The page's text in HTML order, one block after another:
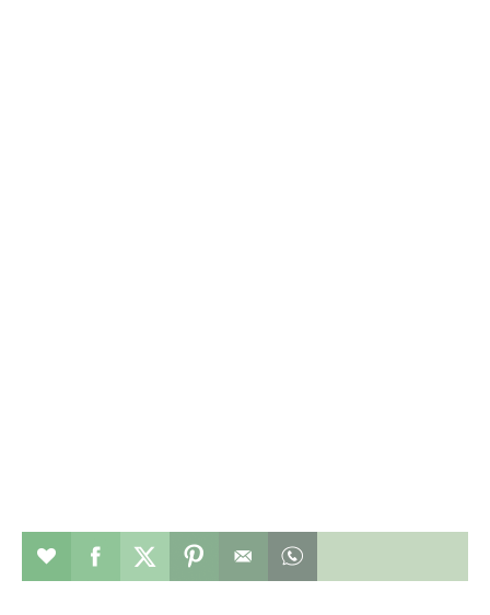
Verhaal toevoegen aan favorieten
Deel dit op facebook
Deel dit op twitter
Deel dit op pinterest